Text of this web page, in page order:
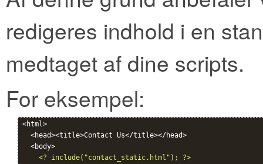
redigeres indhold i en
medtaget af dine scripts.
For eksempel:
<html>
  <head><title>Contact Us</title></head>
  <body>
<? include("contact_static.html"); ?>